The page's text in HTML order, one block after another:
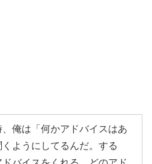
俺は「何かアドバイスはあ
ようにしてるんだ。する